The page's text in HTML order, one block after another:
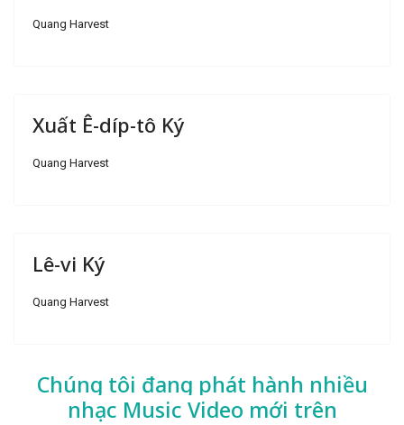
Quang Harvest
Xuất Ê-díp-tô Ký
Quang Harvest
Lê-vi Ký
Quang Harvest
Chúng tôi đang phát hành nhiều
nhạc Music Video mới trên